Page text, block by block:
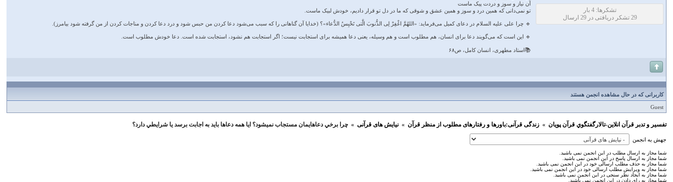
تشکرها: 4 بار
29 تشکر دریافتی در 29 ارسال
آن نیاز و سوز و دردت پیک ماست‌
تو نمی‌دانی که همین درد و سوز و همین عشق و شوقی که ما در دل تو قرار دادیم، خودش لبیک ماست.
🔹 چرا علی علیه السلام در دعای کمیل می‌فرماید: «اللهُمَّ اغْفِرْ لِی الذُّنوبَ الَّتی تَحْبِسُ الدُّعاء»؟ (خدایا آن گناهانی را که سبب می‌شود دعا کردن من حبس شود و درد دعا کردن و مناجات کردن از من گرفته شود بیامرز).
🔹 این است که می‌گویند دعا برای انسان، هم مطلوب است و هم وسیله، یعنی دعا همیشه برای استجابت نیست؛ اگر استجابت هم نشود، استجابت شده است. دعا خودش مطلوب است‌.
📚استاد مطهری، انسان کامل، ص۶۸
کاربرانی که در حال مشاهده انجمن هستند
Guest
تفسير و‌ تدبر قرآن انلاين-تالارگفتگوي قرآن پویان » زندگی قرآنی:باورها و رفتارهای مطلوب از منظر قرآن » نیایش های قرآنی » چرا برخي دعاهايمان مستجاب نميشود؟ ايا همه دعاها بايد به اجابت برسد يا شرايطي دارد؟
جهش به انجمن
شما مجاز به ارسال مطلب در این انجمن نمی باشید.
شما مجاز به ارسال پاسخ در این انجمن نمی باشید.
شما مجاز به حذف مطلب ارسالی خود در این انجمن نمی باشید.
شما مجاز به ویرایش مطلب ارسالی خود در این انجمن نمی باشید.
شما مجاز به ایجاد نظر سنجی در این انجمن نمی باشید.
شما مجاز به رای دادن در این انجمن نمی باشید.